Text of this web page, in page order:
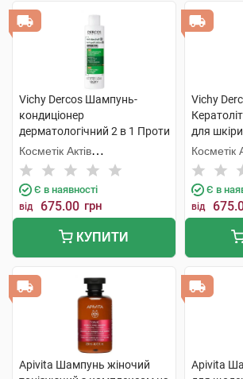
Vichy Dercos Шампунь-
кондиціонер
дерматологічний 2 в 1 Проти
лупи для усіх типів волосся
200 мл 1 флакон
Косметік Актів
Інтернаціональ
Є в наявності
від 675.00 грн
КУПИТИ
Vichy
для
до
Косметік
Є в
від
Apivita Шампунь жіночий
Apivita